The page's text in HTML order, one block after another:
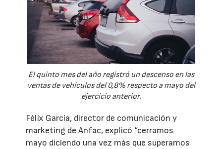
El quinto mes del año registró un descenso en las
ventas de vehículos del 0,8% respecto a mayo del
ejercicio anterior.
Félix García, director de comunicación y
marketing de Anfac, explicó “cerramos
mayo diciendo una vez más que superamos